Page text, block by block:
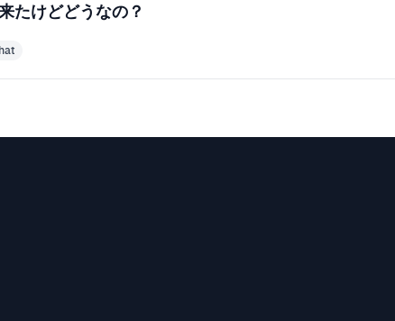
たけどどうなの？